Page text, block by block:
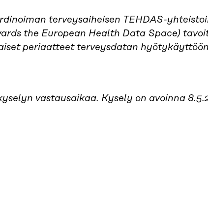
terveysaiheisen TEHDAS-
the European Health Data Space)
periaatteet terveysdatan
vastausaikaa. Kysely on avoinna